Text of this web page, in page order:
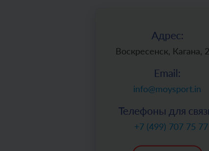
Адрес:
Воскресенск, Кагана,
Email:
info@moysport.in
Телефоны для
+7 (499) 707 75 77